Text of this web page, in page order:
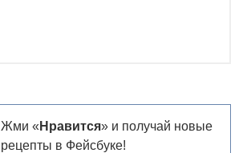
Жми « Нравится» и получай новые
рецепты в Фейсбуке!